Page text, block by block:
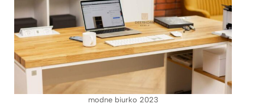
modne biurko 2023